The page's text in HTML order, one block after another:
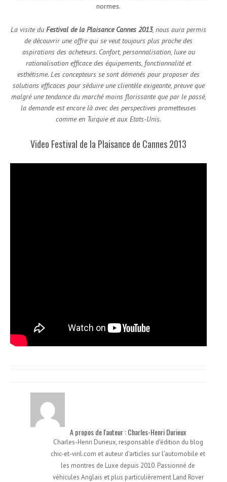
normes.
La visite du Festival de la Plaisance Cannes 2013, nous aura permis
de découvrir une offre qui se veut toujours plus proche des
aspirations des acheteurs. Confort, personnalisation, luxe ou
rationalisation efficace des équipements, fonctionnalité et
esthétisme. Les concepteurs se sont démenés pour proposer des
solutions efficaces pour séduire une clientèle exigeante, preuve que
malgré une tendance du marché moins florissante que par le passé,
la demande est encore là avec des perspectives prometteuses
comme en Turquie et aux Etats-Unis.
Video Festival de la Plaisance de Cannes 2013
A propos de l'auteur : Charles-Henri Durieux
Charles-Henri Durieux, responsable d'édition du blog
chic-et-viril.com et auteur d'articles sur l'automobile et
les montres de Luxe depuis 2010. Passionné de
véhicules Anglais et plus particulièrement Land Rover